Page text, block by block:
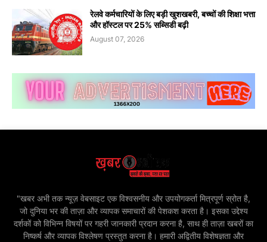
रेलवे कर्मचारियों के लिए बड़ी खुशखबरी, बच्चों की शिक्षा भत्ता
और हॉस्टल पर 25% सब्सिडी बढ़ी
August 07, 2026
"खबर अभी तक न्यूज़ वेबसाइट एक विश्वसनीय और उपयोगकर्ता मित्रपूर्ण स्रोत है,
जो दुनिया भर की ताज़ा और व्यापक समाचारों की पेशकश करता है। इसका उद्देश्य
दर्शकों को विभिन्न विषयों पर गहरी जानकारी प्रदान करना है, साथ ही ताज़ा खबरों का
निष्कर्ष और व्यापक विश्लेषण प्रस्तुत करना है। हमारी अद्वितीय विशेषज्ञता और